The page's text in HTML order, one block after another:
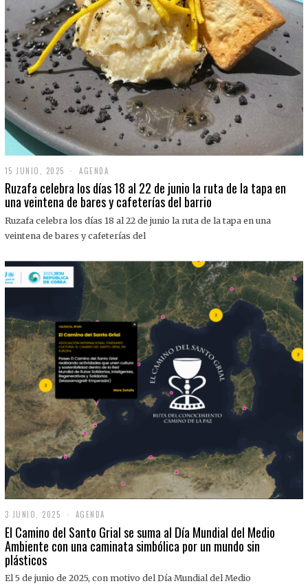
15 JUNIO, 2025
J
U
I
O
0
2
5
AGENDA
Ruzafa celebra los días 18 al 22 de junio la ruta de la tapa en
una veintena de bares y cafeterías del barrio
Ruzafa celebra los días 18 al 22 de junio la ruta de la tapa en una
veintena de bares y cafeterías del
3 JUNIO, 2025
J
U
N
,
AGENDA
El Camino del Santo Grial se suma al Día Mundial del Medio
Ambiente con una caminata simbólica por un mundo sin
plásticos
El 5 de junio de 2025, con motivo del Día Mundial del Medio